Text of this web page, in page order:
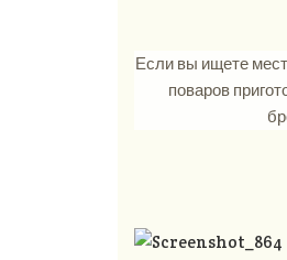
Если вы ищете
поваров